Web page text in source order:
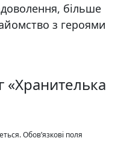
більше
з героями
«Хранителька
Обов’язкові поля